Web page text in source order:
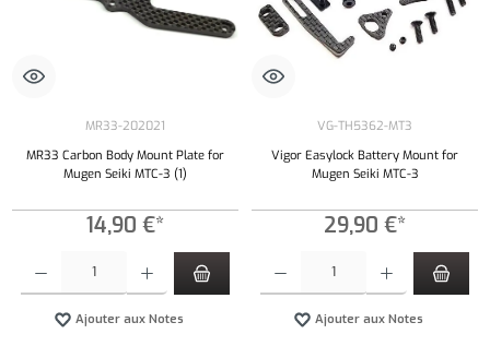
MR33-202021
MR33 Carbon Body Mount Plate for
Mugen Seiki MTC-3 (1)
14,90 €*
Ajouter aux Notes
VG-TH5362-MT3
Vigor Easylock Battery Mount for
Mugen Seiki MTC-3
29,90 €*
Ajouter aux Notes